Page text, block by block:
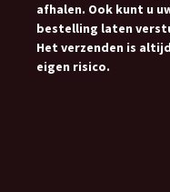
afhalen. Ook kunt u
bestelling laten
Het verzenden is
eigen risico.